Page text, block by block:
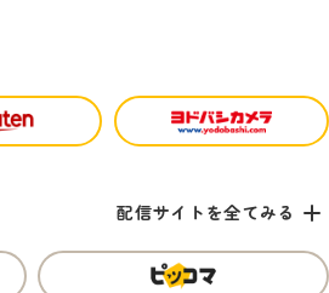
配信サイトを全てみる